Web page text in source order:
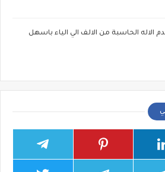
الاله الحاسبة من الالف الي الياء باسهل